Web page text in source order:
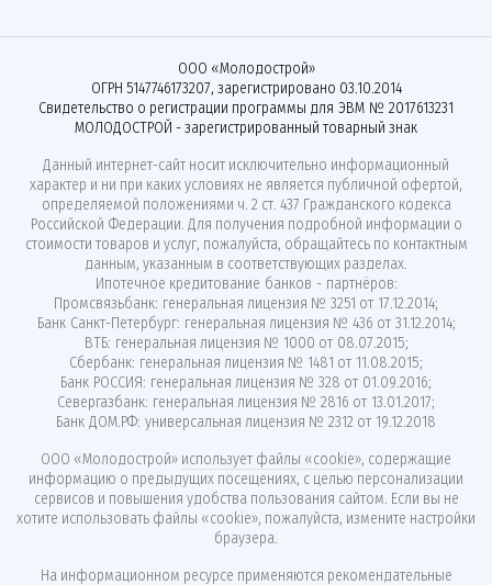
ООО «Молодострой»
ОГРН 5147746173207, зарегистрировано 03.10.2014
Свидетельство о регистрации программы для ЭВМ № 2017613231
МОЛОДОСТРОЙ - зарегистрированный товарный знак
Данный интернет-сайт носит исключительно информационный
характер и ни при каких условиях не является публичной офертой,
определяемой положениями ч. 2 ст. 437 Гражданского кодекса
Российской Федерации. Для получения подробной информации о
стоимости товаров и услуг, пожалуйста, обращайтесь по контактным
данным, указанным в соответствующих разделах.
Ипотечное кредитование банков - партнёров:
Промсвязьбанк: генеральная лицензия № 3251 от 17.12.2014;
Банк Санкт-Петербург: генеральная лицензия № 436 от 31.12.2014;
ВТБ: генеральная лицензия № 1000 от 08.07.2015;
Сбербанк: генеральная лицензия № 1481 от 11.08.2015;
Банк РОССИЯ: генеральная лицензия № 328 от 01.09.2016;
Севергазбанк: генеральная лицензия № 2816 от 13.01.2017;
Банк ДОМ.РФ: универсальная лицензия № 2312 от 19.12.2018
ООО «Молодострой» использует файлы «cookie», содержащие
информацию о предыдущих посещениях, с целью персонализации
сервисов и повышения удобства пользования сайтом. Если вы не
хотите использовать файлы «cookie», пожалуйста, измените настройки
браузера.
На информационном ресурсе применяются рекомендательные